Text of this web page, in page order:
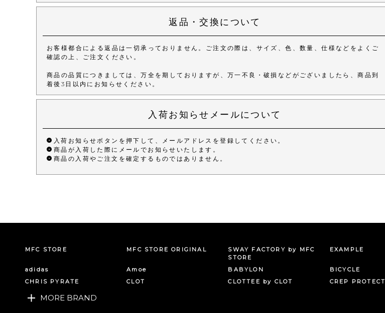
返品・交換について
お客様都合による返品は一切承っておりません。ご注文の際は、サイズ、色、数量、仕様などをよくご
確認の上、ご注文ください。
商品の品質につきましては、万全を期しておりますが、万一不良・破損などがございましたら、商品到
着後3日以内にお知らせください。
入荷お知らせメールについて
入荷お知らせボタンを押下して、メールアドレスを登録してください。
商品が入荷した際にメールでお知らせいたします。
商品の入荷やご注文を確定するものではありません。
MFC STORE MFC STORE ORIGINAL
SWAY FACTORY by MFC
STORE
EXAMPLE
adidas Amoe BABYLON BICYCLE
CHRIS PYRATE
CLOT CLOTTEE by CLOT CREP PROTECT
MORE BRAND